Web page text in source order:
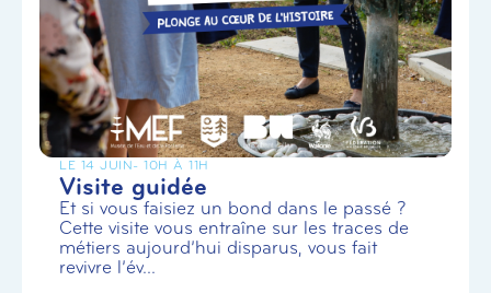
LE 14 JUIN- 10H À 11H
Visite guidée
Et si vous faisiez un bond dans le passé ?
Cette visite vous entraîne sur les traces de
métiers aujourd’hui disparus, vous fait
revivre l’év...